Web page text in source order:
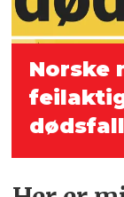
Norske